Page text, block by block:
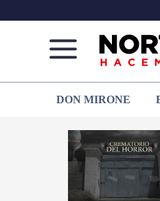
de
Juárez
que
hacemos
DON MIRONE